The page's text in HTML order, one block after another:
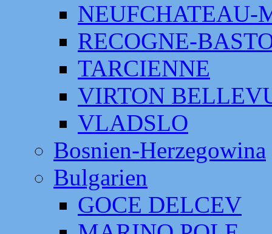
NEUFCHATEAU-
RECOGNE-
TARCIENNE
VIRTON
VLADSLO
Bosnien-Herzegowina
Bulgarien
GOCE DELCEV